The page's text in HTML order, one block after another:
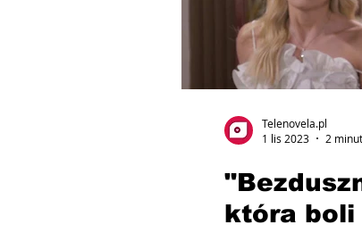
która boli
Telenovela.pl
1 lis 2023
2